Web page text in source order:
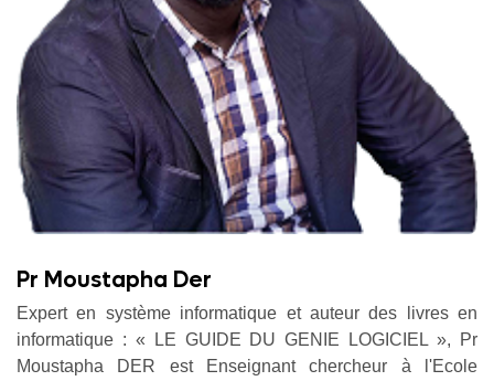
Pr Moustapha Der
Expert en système informatique et auteur des livres en
informatique : « LE GUIDE DU GENIE LOGICIEL », Pr
Moustapha DER est Enseignant chercheur à l'Ecole